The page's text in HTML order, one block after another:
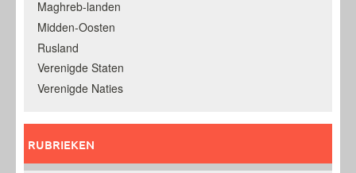
Maghreb-landen
Midden-Oosten
Rusland
Verenigde Staten
Verenigde Naties
RUBRIEKEN